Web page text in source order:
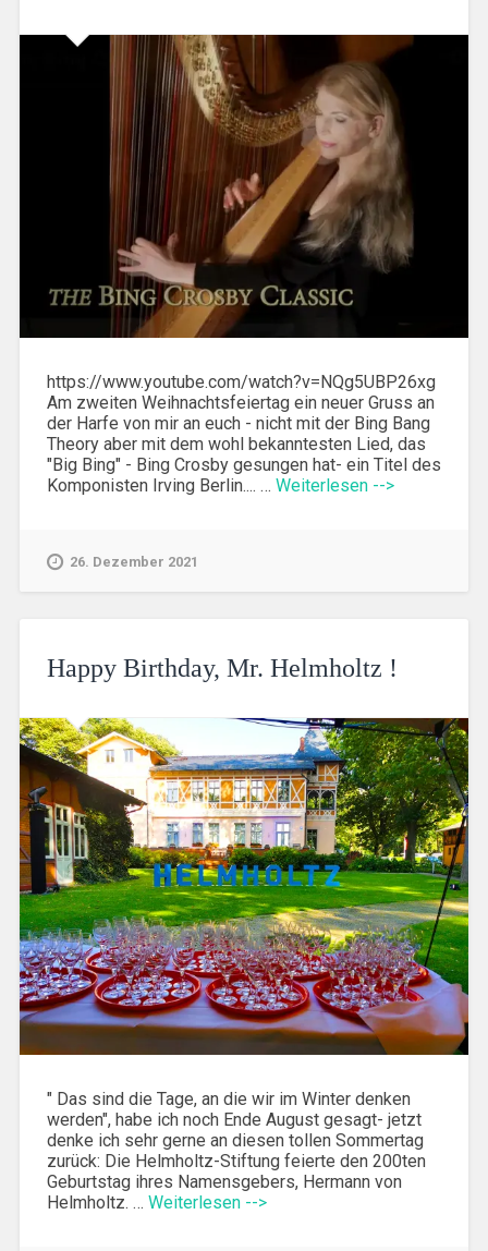
https://www.youtube.com/watch?v=NQg5UBP26xg
Am zweiten Weihnachtsfeiertag ein neuer Gruss an
der Harfe von mir an euch - nicht mit der Bing Bang
Theory aber mit dem wohl bekanntesten Lied, das
"Big Bing" - Bing Crosby gesungen hat- ein Titel des
Komponisten Irving Berlin.... … Weiterlesen -->
26. Dezember 2021
Happy Birthday, Mr. Helmholtz !
" Das sind die Tage, an die wir im Winter denken
werden", habe ich noch Ende August gesagt- jetzt
denke ich sehr gerne an diesen tollen Sommertag
zurück: Die Helmholtz-Stiftung feierte den 200ten
Geburtstag ihres Namensgebers, Hermann von
Helmholtz. … Weiterlesen -->